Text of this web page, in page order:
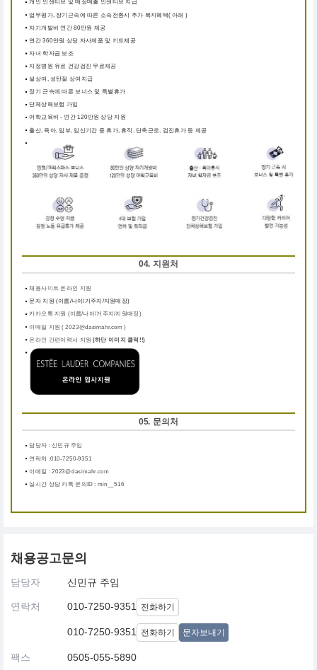
개인 인센티브 및 매장매출 인센티브 지급
업무평가, 장기근속에 따른 소속전환시 추가 복지혜택( 아래 )
자기개발비 연간 80만원 제공
연간 360만원 상당 자사제품 및 키트제공
자녀 학자금 보조
지정병원 유료 건강검진 무료제공
설상여, 성탄절 상여지급
장기 근속에 따른 보너스 및 특별휴가
단체상해보험 가입
어학교육비 - 연간 120만원 상당 지원
출산, 육아, 임부, 임신기간 중 휴가, 휴직, 단축근로, 검진휴가 등 제공
04. 지원처
채용사이트 온라인 지원
문자 지원 (이름/나이/거주지/지원매장)
카카오톡 지원 (이름/나이/거주지/지원매장)
이메일 지원 ( 2023@dasimahr.com )
온라인 간편이력서 지원 (하단 이미지 클릭!!)
05. 문의처
담당자 : 신민규 주임
연락처 :010-7250-9351
이메일 : 2023@dasimahr.com
실시간 상담 카톡 문의ID : min__516
채용공고문의
담당자 신민규 주임
연락처 010-7250-9351 전화하기
010-7250-9351 전화하기 문자보내기
팩스 0505-055-5890